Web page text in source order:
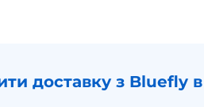
доставку з Bluefly в